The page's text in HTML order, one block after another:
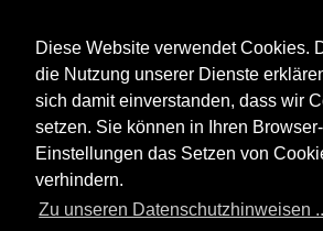
Diese Website verwendet Cookies.
die Nutzung unserer Dienste
sich damit einverstanden, dass wir
setzen. Sie können in Ihren Browser-
Einstellungen das Setzen von
verhindern.
Zu unseren Datenschutzhinweisen